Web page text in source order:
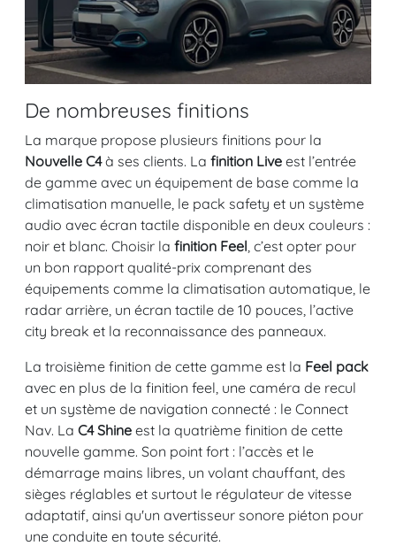
De nombreuses finitions
La marque propose plusieurs finitions pour la
Nouvelle C4à ses clients. La finition Live est l’entrée
de gamme avec un équipement de base comme la
climatisation manuelle, le pack safety et un système
audio avec écran tactile disponible en deux couleurs :
noir et blanc. Choisir la finition Feel , c’est opter pour
un bon rapport qualité-prix comprenant des
équipements comme la climatisation automatique, le
radar arrière, un écran tactile de 10 pouces, l’active
city break et la reconnaissance des panneaux.
La troisième finition de cette gamme est la Feel pack
avec en plus de la finition feel, une caméra de recul
et un système de navigation connecté : le Connect
Nav. La C4 Shine est la quatrième finition de cette
nouvelle gamme. Son point fort : l’accès et le
démarrage mains libres, un volant chauffant, des
sièges réglables et surtout le régulateur de vitesse
adaptatif, ainsi qu'un avertisseur sonore piéton pour
une conduite en toute sécurité.